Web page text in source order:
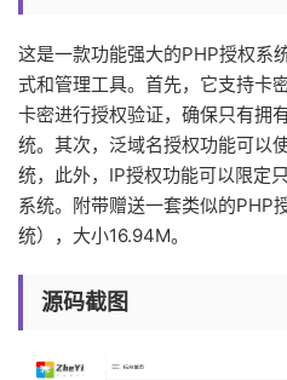
这是一款功能强大的PHP授权系
式和管理工具。首先，它支持卡
卡密进行授权验证，确保只有拥
统。其次，泛域名授权功能可以
统，此外，IP授权功能可以限定
系统。附带赠送一套类似的PHP
统），大小16.94M。
源码截图